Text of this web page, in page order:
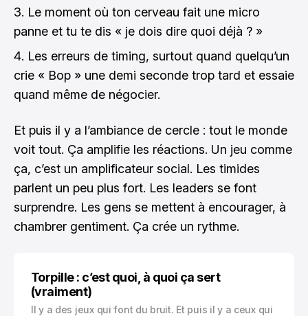
Le moment où ton cerveau fait une micro
panne et tu te dis « je dois dire quoi déjà ? »
Les erreurs de timing, surtout quand quelqu’un
crie « Bop » une demi seconde trop tard et essaie
quand même de négocier.
Et puis il y a l’ambiance de cercle : tout le monde
voit tout. Ça amplifie les réactions. Un jeu comme
ça, c’est un amplificateur social. Les timides
parlent un peu plus fort. Les leaders se font
surprendre. Les gens se mettent à encourager, à
chambrer gentiment. Ça crée un rythme.
Torpille : c’est quoi, à quoi ça sert
(vraiment)
Il y a des jeux qui font du bruit. Et puis il y a ceux qui